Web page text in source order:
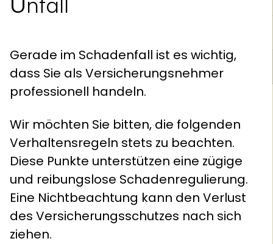
nfall
Gerade im Schadenfall ist es wichtig,
dass Sie als Versicherungsnehmer
professionell handeln.
Wir möchten Sie bitten, die folgenden
Verhaltensregeln stets zu beachten.
Diese Punkte unterstützen eine zügige
und reibungslose Schadenregulierung.
Eine Nichtbeachtung kann den Verlust
des Versicherungsschutzes nach sich
ziehen.